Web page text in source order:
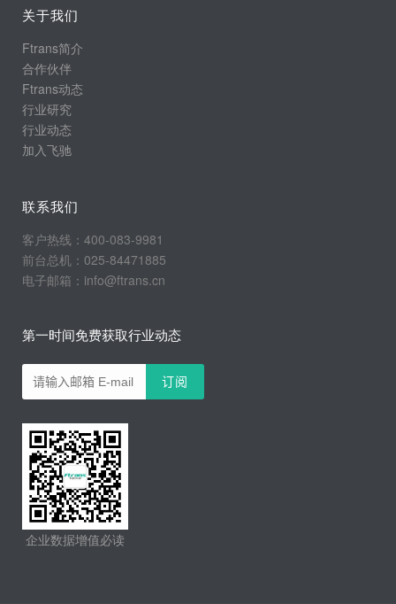
关于我们
Ftrans简介
合作伙伴
Ftrans动态
行业研究
行业动态
加入飞驰
联系我们
客户热线：400-083-9981
前台总机：025-84471885
电子邮箱：info@ftrans.cn
第一时间免费获取行业动态
企业数据增值必读